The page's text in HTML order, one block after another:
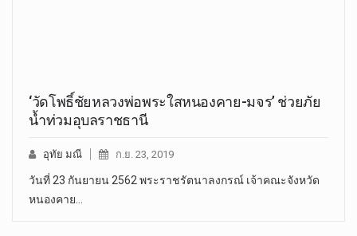
‘วัดโพธิ์ชัยหลวงพ่อพระใสหนองคาย-มจร’ ช่วยภัย
น้ำท่วมอุบลราชธานี
อุทัย มณี ก.ย. 23, 2019
วันที่ 23 กันยายน 2562 พระราชรัตนาลงกรณ์ เจ้าคณะจังหวัด
หนองคาย…